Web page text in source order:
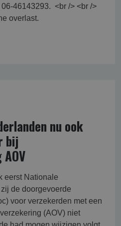
46143293. <br /> <br />
overlast.
nu ook
bij
eerst Nationale
de doorgevoerde
voor verzekerden met een
(AOV) niet